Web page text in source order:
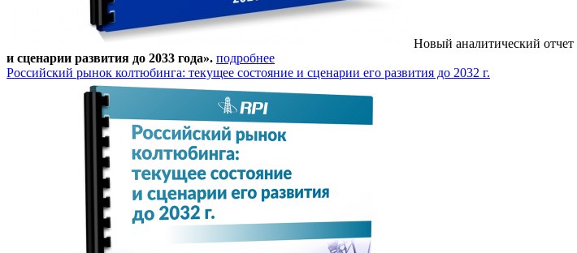
Новый аналитический отчет
и сценарии развития до 2033 года». подробнее
Российский рынок колтюбинга: текущее состояние и сценарии его развития до 2032 г.